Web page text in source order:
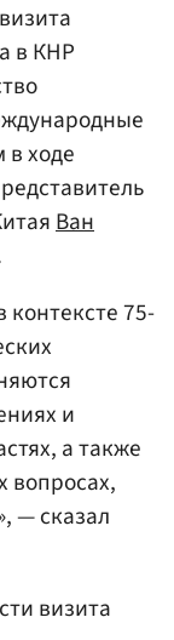
а в КНР
ходе
Ван
75-
и
а также
вопросах,
— сказал
визита